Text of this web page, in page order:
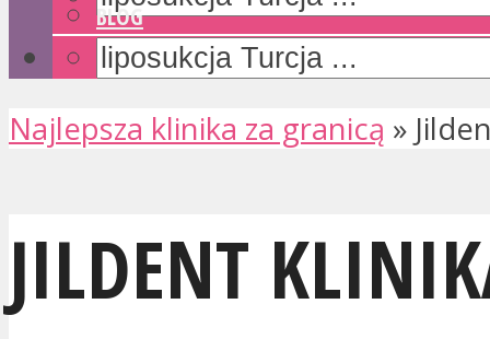
BLOG
Najlepsza klinika za granicą »
JILDENT